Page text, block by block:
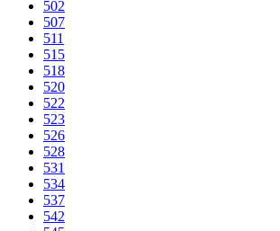
502
507
511
515
518
520
522
523
526
528
531
534
537
542